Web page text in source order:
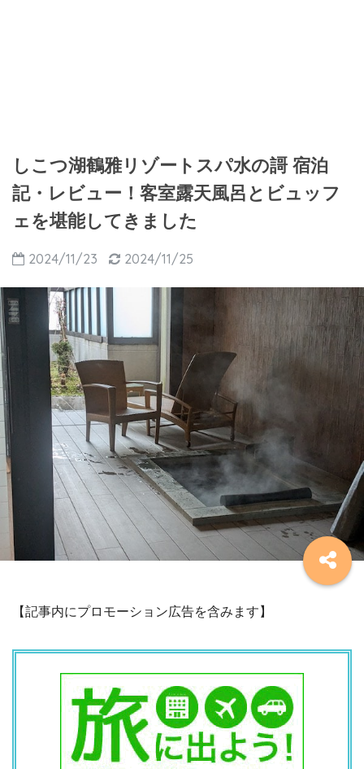
しこつ湖鶴雅リゾートスパ水の謌 宿泊
記・レビュー！客室露天風呂とビュッフ
ェを堪能してきました
2024/11/23 2024/11/25
【記事内にプロモーション広告を含みます】